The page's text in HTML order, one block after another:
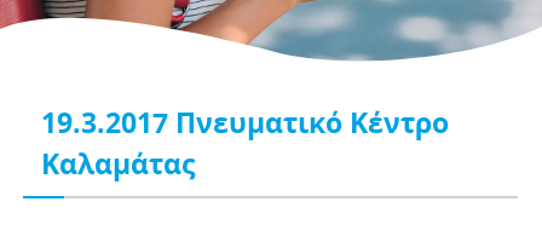
19.3.2017 Πνευματικό Κέντρο
Καλαμάτας